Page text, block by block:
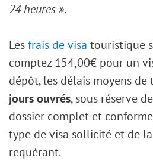
24 heures ».
Lesfrais de visa touristique
comptez 154,00€ pour un
dépôt, les délais moyens
jours ouvrés, sous réserve
dossier complet et
type de visa sollicité et de
requérant.